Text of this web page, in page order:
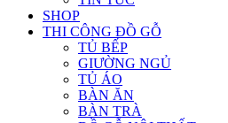
SHOP
THI CÔNG ĐỒ GỖ
TỦ BẾP
GIƯỜNG NGỦ
TỦ ÁO
BÀN ĂN
BÀN TRÀ